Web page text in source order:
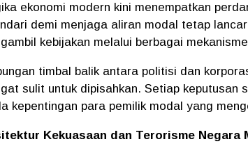
ekonomi modern kini menempatkan
demi menjaga aliran modal tetap
kebijakan melalui berbagai
timbal balik antara politisi dan
sulit untuk dipisahkan. Setiap
kepentingan para pemilik modal yang
Kekuasaan dan Terorisme Negara